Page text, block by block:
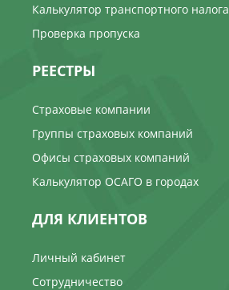
Калькулятор транспортного налога
Проверка пропуска
РЕЕСТРЫ
Страховые компании
Группы страховых компаний
Офисы страховых компаний
Калькулятор ОСАГО в городах
ДЛЯ КЛИЕНТОВ
Личный кабинет
Сотрудничество